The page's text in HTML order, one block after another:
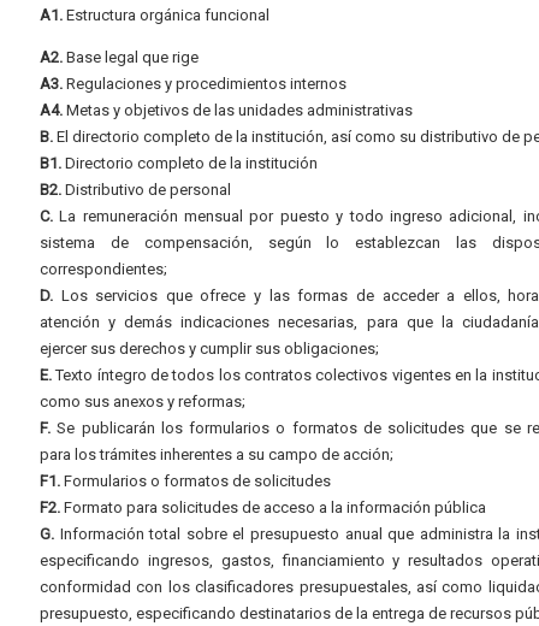
A1. Estructura orgánica funcional
A2. Base legal que rige
A3. Regulaciones y procedimientos internos
A4. Metas y objetivos de las unidades administrativas
B. El directorio completo de la institución, así como su distributivo de
B1. Directorio completo de la institución
B2. Distributivo de personal
C. La remuneración mensual por puesto y todo ingreso adicional,
sistema de compensación, según lo establezcan las
correspondientes;
D. Los servicios que ofrece y las formas de acceder a ellos,
atención y demás indicaciones necesarias, para que la
ejercer sus derechos y cumplir sus obligaciones;
E.Texto íntegro de todos los contratos colectivos vigentes en la
como sus anexos y reformas;
F. Se publicarán los formularios o formatos de solicitudes que se
para los trámites inherentes a su campo de acción;
F1. Formularios o formatos de solicitudes
F2. Formato para solicitudes de acceso a la información pública
G. Información total sobre el presupuesto anual que administra la
especificando ingresos, gastos, financiamiento y resultados
conformidad con los clasificadores presupuestales, así como
presupuesto, especificando destinatarios de la entrega de recursos